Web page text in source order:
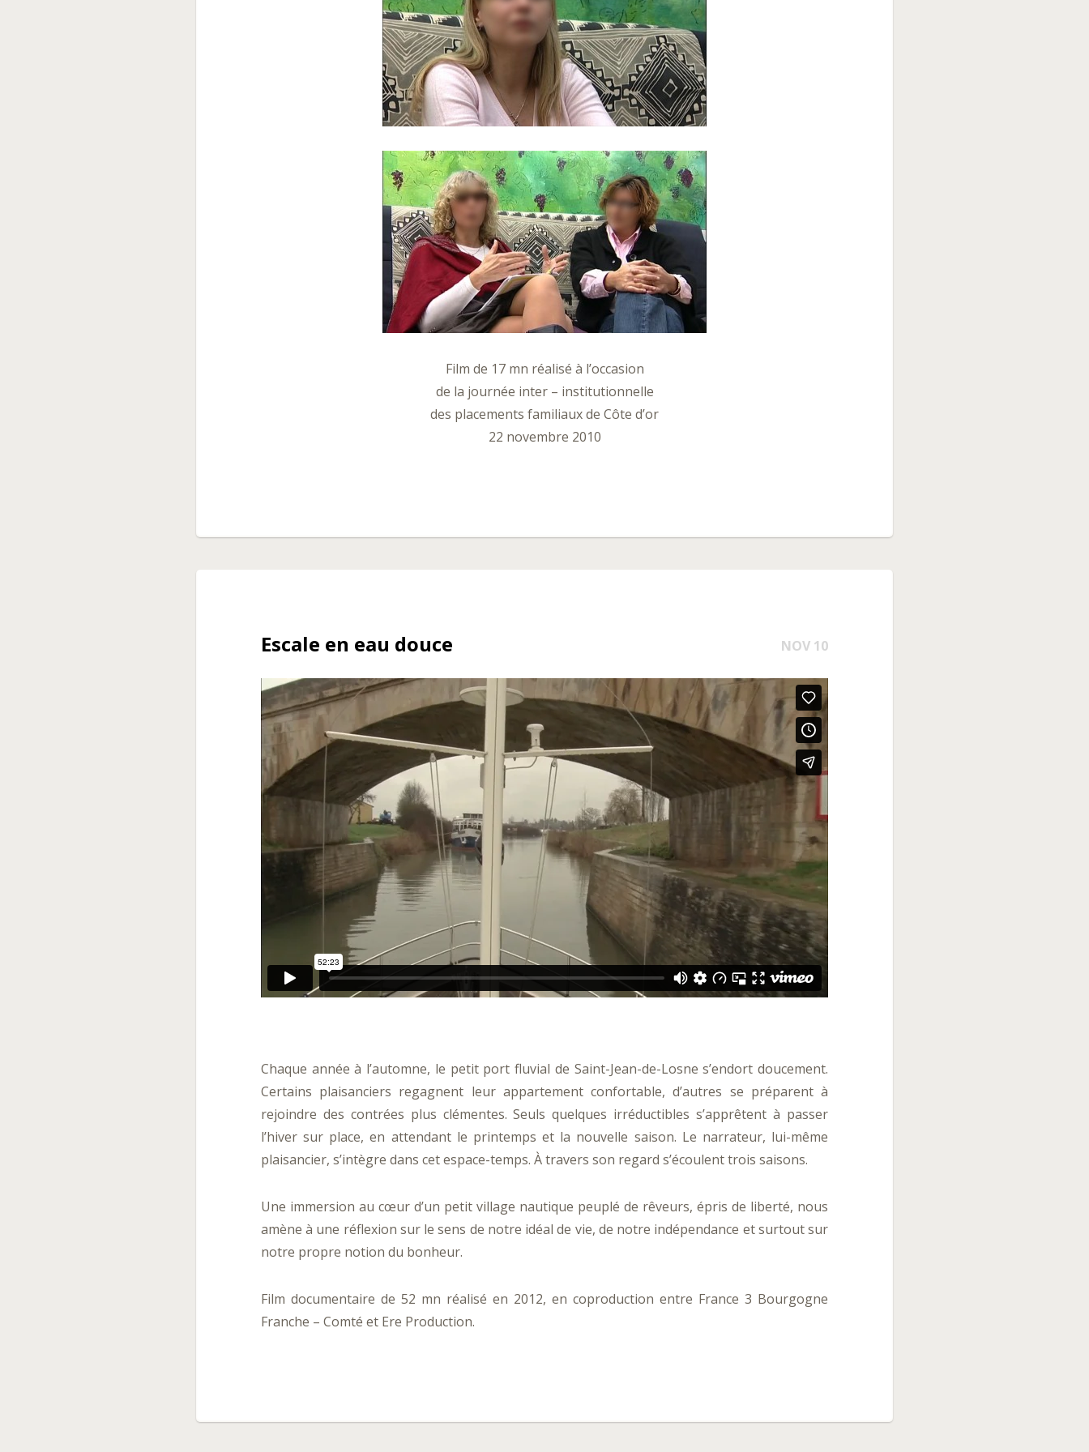
Film de 17 mn réalisé à l’occasion
de la journée inter – institutionnelle
des placements familiaux de Côte d’or
22 novembre 2010
Escale en eau douce NOV 10
Chaque année à l’automne, le petit port fluvial de Saint-Jean-de-Losne s’endort doucement.
Certains plaisanciers regagnent leur appartement confortable, d’autres se préparent à
rejoindre des contrées plus clémentes. Seuls quelques irréductibles s’apprêtent à passer
l’hiver sur place, en attendant le printemps et la nouvelle saison. Le narrateur, lui-même
plaisancier, s’intègre dans cet espace-temps. À travers son regard s’écoulent trois saisons.
Une immersion au cœur d’un petit village nautique peuplé de rêveurs, épris de liberté, nous
amène à une réflexion sur le sens de notre idéal de vie, de notre indépendance et surtout sur
notre propre notion du bonheur.
Film documentaire de 52 mn réalisé en 2012, en coproduction entre France 3 Bourgogne
Franche – Comté et Ere Production.